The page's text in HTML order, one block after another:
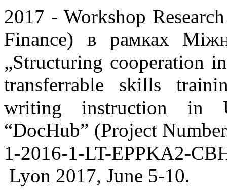
2017 - Workshop
Finance) в рамках
„Structuring cooperation
transferrable skills
writing instruction in
“DocHub” (Project
1-2016-1-LT-EPPKA2-
Lyon 2017, June 5-10.